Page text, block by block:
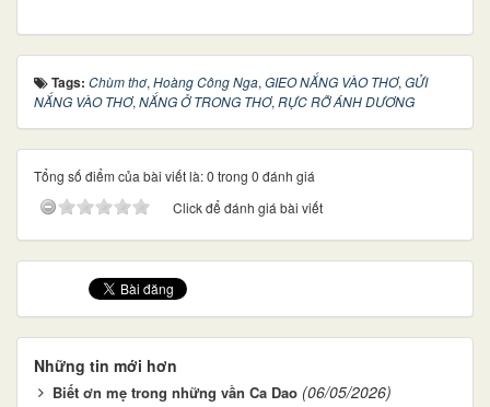
Tags: Chùm thơ, Hoàng Công Nga, GIEO NẮNG VÀO THƠ, GỬI
NẮNG VÀO THƠ, NẮNG Ở TRONG THƠ, RỰC RỠ ÁNH DƯƠNG
Tổng số điểm của bài viết là: 0 trong 0 đánh giá
Click để đánh giá bài viết
Những tin mới hơn
Biết ơn mẹ trong những vần Ca Dao (06/05/2026)